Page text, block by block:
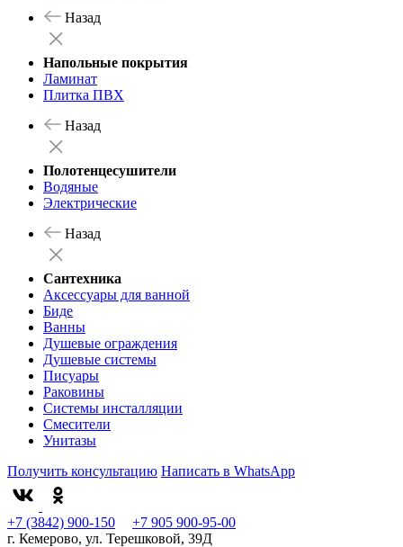
Назад
Напольные покрытия
Ламинат
Плитка ПВХ
Назад
Полотенцесушители
Водяные
Электрические
Назад
Сантехника
Аксессуары для ванной
Биде
Ванны
Душевые ограждения
Душевые системы
Писуары
Раковины
Системы инсталляции
Смесители
Унитазы
Получить консультацию Написать в WhatsApp
+7 (3842) 900-150
+7 905 900-95-00
г. Кемерово, ул. Терешковой, 39Д